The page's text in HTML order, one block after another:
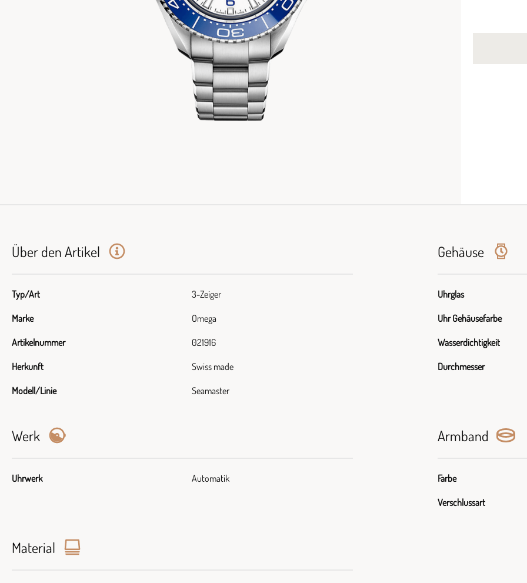
Über den Artikel
Typ/Art 3-Zeiger
Marke Omega
Artikelnummer 021916
Herkunft Swiss made
Modell/Linie Seamaster
Gehäuse
Uhrglas
Uhr Gehäusefarbe
Wasserdichtigkeit
Durchmesser
Werk
Uhrwerk Automatik
Armband
Farbe
Verschlussart
Material